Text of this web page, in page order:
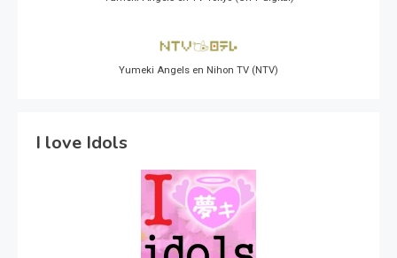
Yumeki Angels en Nihon TV (NTV)
I love Idols